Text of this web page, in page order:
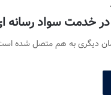
خدمت سواد رسانه
دیگری به هم متصل شده است